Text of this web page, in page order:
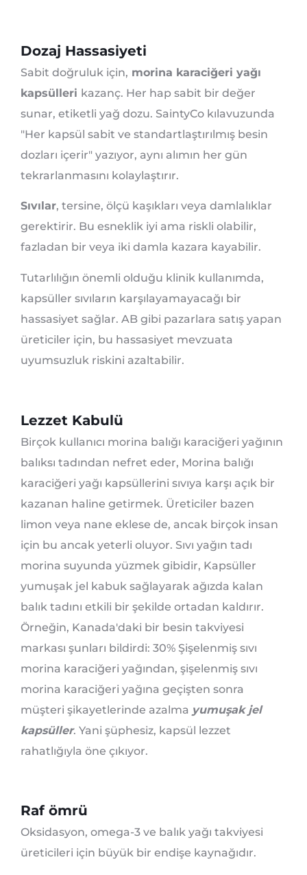
Dozaj Hassasiyeti
Sabit doğruluk için, morina karaciğeri yağı
kapsülleri kazanç. Her hap sabit bir değer
sunar, etiketli yağ dozu. SaintyCo kılavuzunda
"Her kapsül sabit ve standartlaştırılmış besin
dozları içerir" yazıyor, aynı alımın her gün
tekrarlanmasını kolaylaştırır.
Sıvılar, tersine, ölçü kaşıkları veya damlalıklar
gerektirir. Bu esneklik iyi ama riskli olabilir,
fazladan bir veya iki damla kazara kayabilir.
Tutarlılığın önemli olduğu klinik kullanımda,
kapsüller sıvıların karşılayamayacağı bir
hassasiyet sağlar. AB gibi pazarlara satış yapan
üreticiler için, bu hassasiyet mevzuata
uyumsuzluk riskini azaltabilir.
Lezzet Kabulü
Birçok kullanıcı morina balığı karaciğeri yağının
balıksı tadından nefret eder, Morina balığı
karaciğeri yağı kapsüllerini sıvıya karşı açık bir
kazanan haline getirmek. Üreticiler bazen
limon veya nane eklese de, ancak birçok insan
için bu ancak yeterli oluyor. Sıvı yağın tadı
morina suyunda yüzmek gibidir, Kapsüller
yumuşak jel kabuk sağlayarak ağızda kalan
balık tadını etkili bir şekilde ortadan kaldırır.
Örneğin, Kanada'daki bir besin takviyesi
markası şunları bildirdi: 30% Şişelenmiş sıvı
morina karaciğeri yağından, şişelenmiş sıvı
morina karaciğeri yağına geçişten sonra
müşteri şikayetlerinde azalma yumuşak jel
kapsüller. Yani şüphesiz, kapsül lezzet
rahatlığıyla öne çıkıyor.
Raf ömrü
Oksidasyon, omega-3 ve balık yağı takviyesi
üreticileri için büyük bir endişe kaynağıdır.